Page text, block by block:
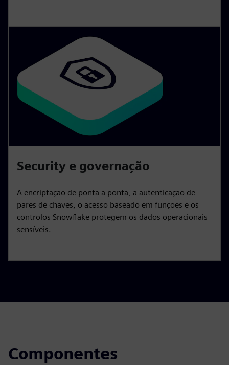
Security e governação
A encriptação de ponta a ponta, a autenticação de
pares de chaves, o acesso baseado em funções e os
controlos Snowflake protegem os dados operacionais
sensíveis.
Componentes